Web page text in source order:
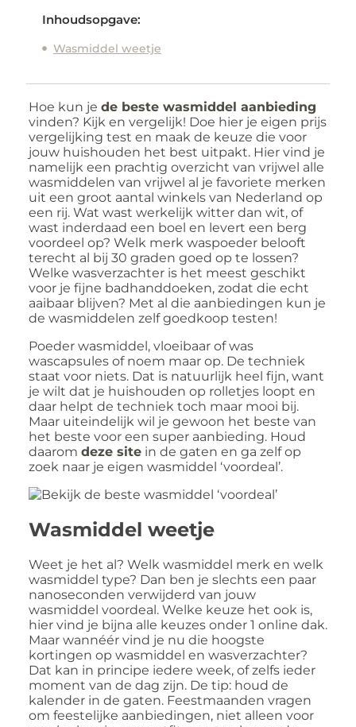
Inhoudsopgave:
Wasmiddel weetje
Hoe kun je de beste wasmiddel aanbieding
vinden? Kijk en vergelijk! Doe hier je eigen prijs
vergelijking test en maak de keuze die voor
jouw huishouden het best uitpakt. Hier vind je
namelijk een prachtig overzicht van vrijwel alle
wasmiddelen van vrijwel al je favoriete merken
uit een groot aantal winkels van Nederland op
een rij. Wat wast werkelijk witter dan wit, of
wast inderdaad een boel en levert een berg
voordeel op? Welk merk waspoeder belooft
terecht al bij 30 graden goed op te lossen?
Welke wasverzachter is het meest geschikt
voor je fijne badhanddoeken, zodat die echt
aaibaar blijven? Met al die aanbiedingen kun je
de wasmiddelen zelf goedkoop testen!
Poeder wasmiddel, vloeibaar of was
wascapsules of noem maar op. De techniek
staat voor niets. Dat is natuurlijk heel fijn, want
je wilt dat je huishouden op rolletjes loopt en
daar helpt de techniek toch maar mooi bij.
Maar uiteindelijk wil je gewoon het beste van
het beste voor een super aanbieding. Houd
daarom deze site in de gaten en ga zelf op
zoek naar je eigen wasmiddel ‘voordeal’.
Wasmiddel weetje
Weet je het al? Welk wasmiddel merk en welk
wasmiddel type? Dan ben je slechts een paar
nanoseconden verwijderd van jouw
wasmiddel voordeal. Welke keuze het ook is,
hier vind je bijna alle keuzes onder 1 online dak.
Maar wannéér vind je nu die hoogste
kortingen op wasmiddel en wasverzachter?
Dat kan in principe iedere week, of zelfs ieder
moment van de dag zijn. De tip: houd de
kalender in de gaten. Feestmaanden vragen
om feestelijke aanbiedingen, niet alleen voor